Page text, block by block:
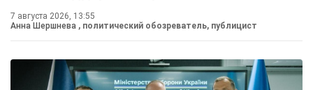
7 августа 2026, 13:55
Анна Шершнева , политический обозреватель, публицист